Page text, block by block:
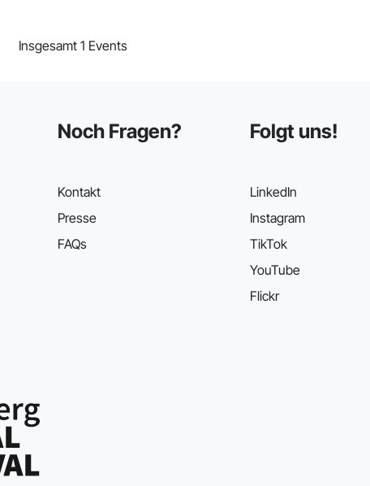
Insgesamt 1 Events
Noch Fragen?
Kontakt
Presse
FAQs
Folgt uns!
LinkedIn
Instagram
TikTok
YouTube
Flickr